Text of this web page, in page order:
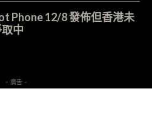
Phone 12/8 發佈但香港未
中
- 廣告 -